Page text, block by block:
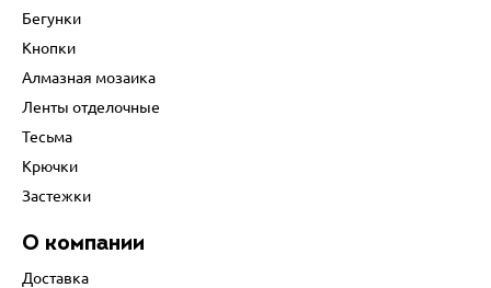
Бегунки
Кнопки
Алмазная мозаика
Ленты отделочные
Тесьма
Крючки
Застежки
О компании
Доставка